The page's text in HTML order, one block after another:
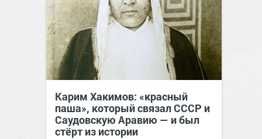
Карим Хакимов: «красный
паша», который связал СССР и
Саудовскую Аравию — и был
стёрт из истории